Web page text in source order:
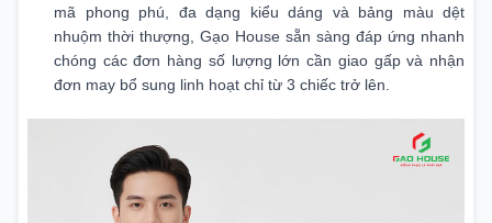
mã phong phú, đa dạng kiểu dáng và bảng màu dệt
nhuộm thời thượng, Gạo House sẵn sàng đáp ứng nhanh
chóng các đơn hàng số lượng lớn cần giao gấp và nhận
đơn may bổ sung linh hoạt chỉ từ 3 chiếc trở lên.